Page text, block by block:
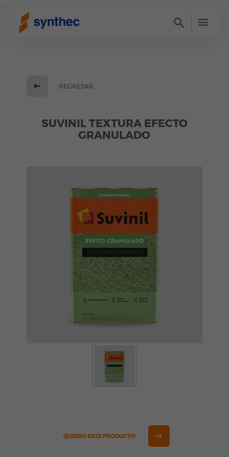
; ;
REGRESAR
SUVINIL TEXTURA EFECTO
GRANULADO
QUIERO ESTE PRODUCTO